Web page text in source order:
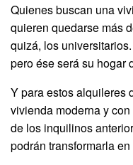
Quienes buscan una
quieren quedarse más
quizá, los
pero ése será su hogar
Y para estos alquileres
vivienda moderna y
de los inquilinos
podrán transformarla